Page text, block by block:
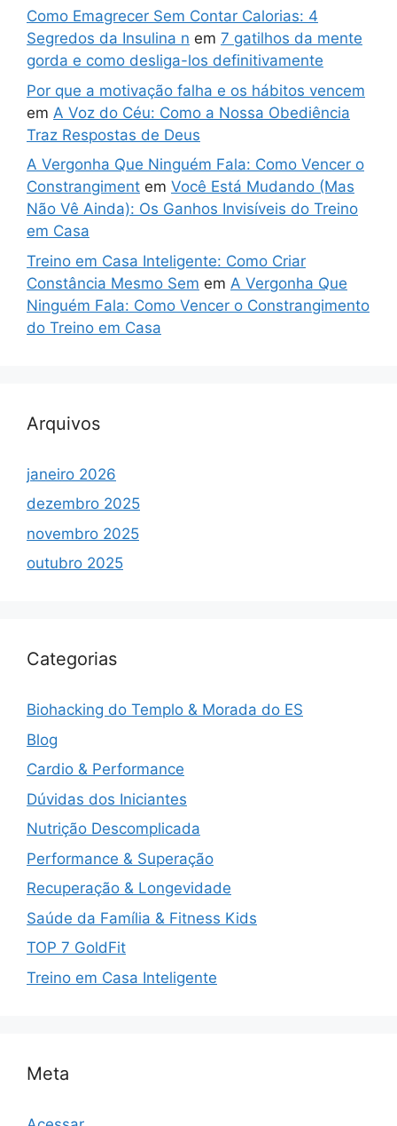
Como Emagrecer Sem Contar Calorias: 4
Segredos da Insulina n em 7 gatilhos da mente
gorda e como desliga-los definitivamente
Por que a motivação falha e os hábitos vencem
em A Voz do Céu: Como a Nossa Obediência
Traz Respostas de Deus
A Vergonha Que Ninguém Fala: Como Vencer o
Constrangiment em Você Está Mudando (Mas
Não Vê Ainda): Os Ganhos Invisíveis do Treino
em Casa
Treino em Casa Inteligente: Como Criar
Constância Mesmo Sem em A Vergonha Que
Ninguém Fala: Como Vencer o Constrangimento
do Treino em Casa
Arquivos
janeiro 2026
dezembro 2025
novembro 2025
outubro 2025
Categorias
Biohacking do Templo & Morada do ES
Blog
Cardio & Performance
Dúvidas dos Iniciantes
Nutrição Descomplicada
Performance & Superação
Recuperação & Longevidade
Saúde da Família & Fitness Kids
TOP 7 GoldFit
Treino em Casa Inteligente
Meta